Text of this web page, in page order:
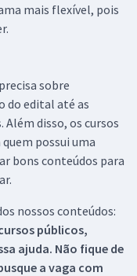
mais flexível, pois
sobre
do edital até as
disso, os cursos
possui uma
bons conteúdos para
nossos conteúdos:
públicos,
ajuda. Não fique de
a vaga com